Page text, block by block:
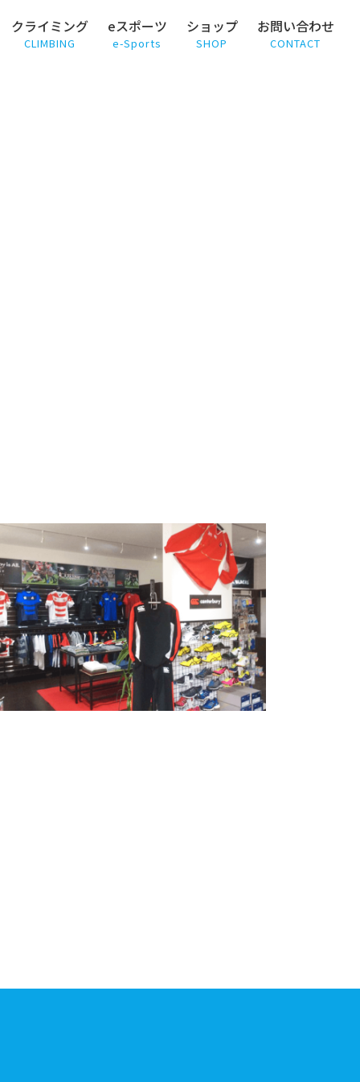
クライミング
CLIMBING
eスポーツ
e-Sports
ショップ
SHOP
お問い合わせ
CONTACT